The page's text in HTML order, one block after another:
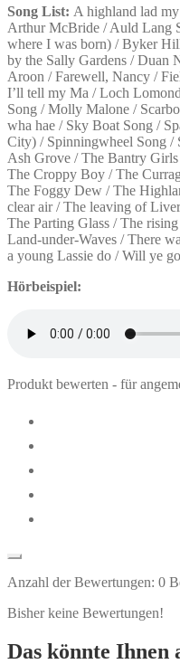
Song List: A highland lad
Arthur McBride / Auld Lang
where I was born) / Byker
by the Sally Gardens / Duan
Aroon / Farewell, Nancy /
I’ll tell my Ma / Loch
Song / Molly Malone /
wha hae / Sky Boat Song /
City) / Spinningwheel Song /
Ash Grove / The Bantry
The Croppy Boy / The
The Foggy Dew / The
clear air / The leaving of
The Parting Glass / The
Land-under-Waves / There
a young Lassie do / Will ye
Hörbeispiel:
Produkt bewerten - für
Anzahl der Bewertungen: 0
Bisher keine Bewertungen!
Das könnte